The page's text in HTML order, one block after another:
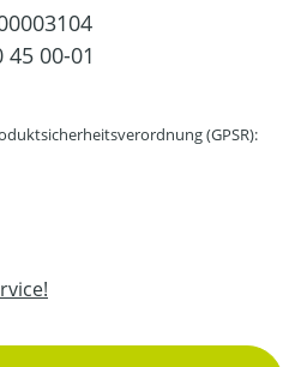
45 00-01
(GPSR):